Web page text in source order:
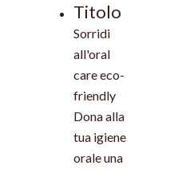
Titolo
Sorridi
all'oral
care eco-
friendly
Dona alla
tua igiene
orale una